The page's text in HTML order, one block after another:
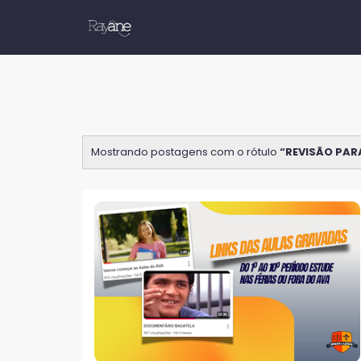
Mostrando postagens com o rótulo REVISÃO